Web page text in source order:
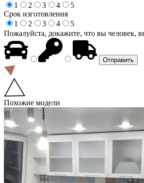
1
2 3 4
5
Срок изготовления
1
2 3 4
5
Пожалуйста, докажите, что вы человек,
Похожие модели